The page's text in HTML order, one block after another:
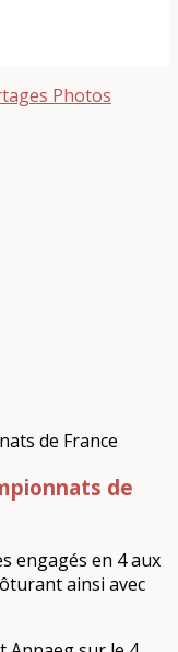
Photos
de
engagés en 4 aux
ainsi avec